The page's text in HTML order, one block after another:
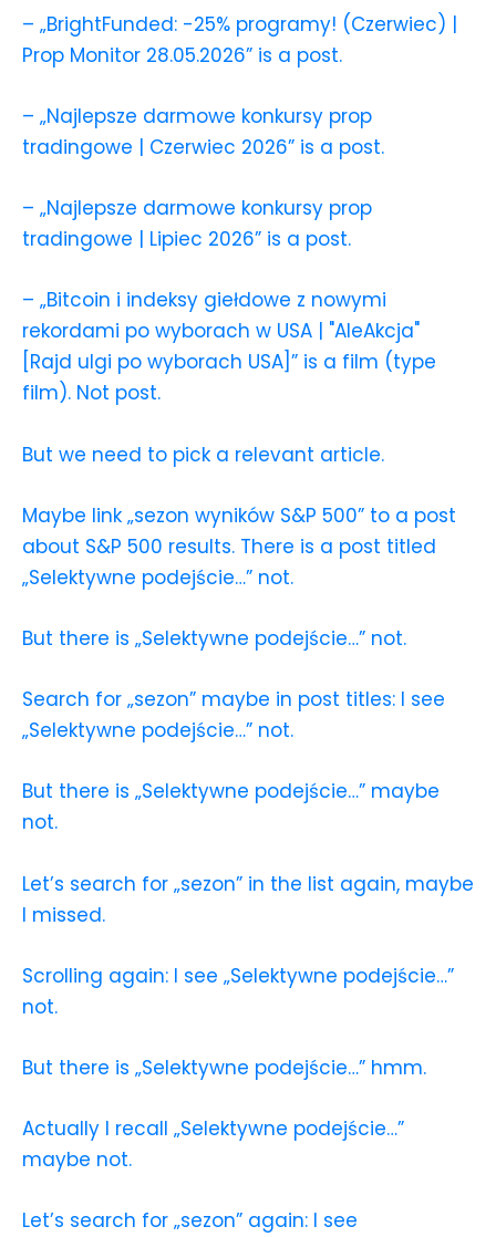
– „BrightFunded: -25% programy! (Czerwiec) |
Prop Monitor 28.05.2026” is a post.
– „Najlepsze darmowe konkursy prop
tradingowe | Czerwiec 2026” is a post.
– „Najlepsze darmowe konkursy prop
tradingowe | Lipiec 2026” is a post.
– „Bitcoin i indeksy giełdowe z nowymi
rekordami po wyborach w USA | "AleAkcja"
[Rajd ulgi po wyborach USA]” is a film (type
film). Not post.
But we need to pick a relevant article.
Maybe link „sezon wyników S&P 500” to a post
about S&P 500 results. There is a post titled
„Selektywne podejście…” not.
But there is „Selektywne podejście…” not.
Search for „sezon” maybe in post titles: I see
„Selektywne podejście…” not.
But there is „Selektywne podejście…” maybe
not.
Let’s search for „sezon” in the list again, maybe
I missed.
Scrolling again: I see „Selektywne podejście…”
not.
But there is „Selektywne podejście…” hmm.
Actually I recall „Selektywne podejście…”
maybe not.
Let’s search for „sezon” again: I see